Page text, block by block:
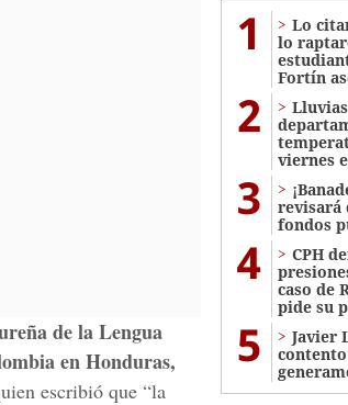
de la Lengua
en Honduras,
escribió que “la
1
Lo
lo
Fortín
2
viernes
3
revisará
fondos
4
CPH
caso de
pide su
5
Javier